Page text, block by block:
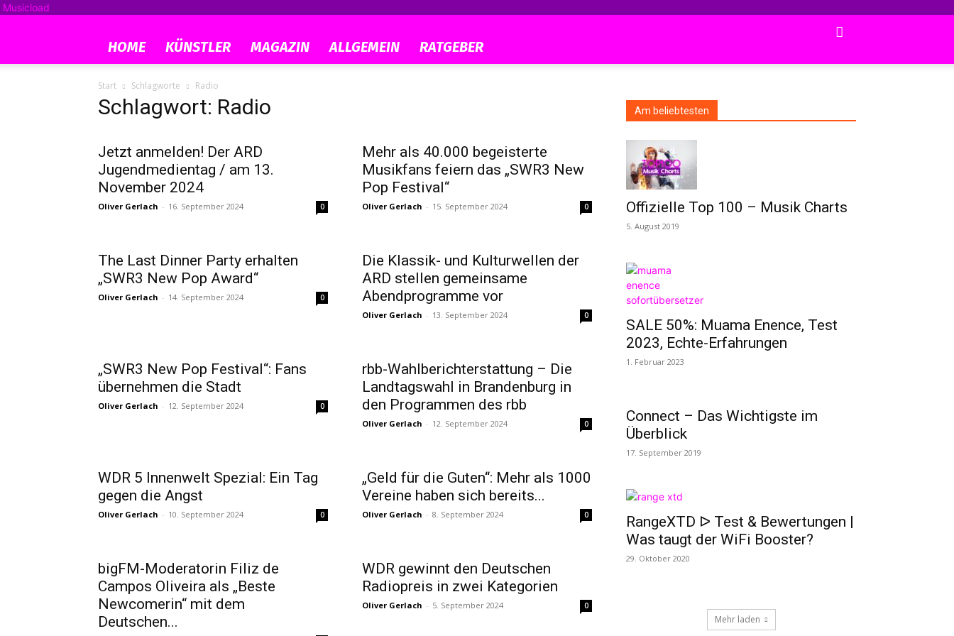
Musicload
HOME KÜNSTLER MAGAZIN ALLGEMEIN RATGEBER
Start Schlagworte Radio
Schlagwort: Radio
Jetzt anmelden! Der ARD
Jugendmedientag / am 13.
November 2024
Oliver Gerlach - 16. September 2024 0
Mehr als 40.000 begeisterte
Musikfans feiern das „SWR3 New
Pop Festival“
Oliver Gerlach - 15. September 2024 0
The Last Dinner Party erhalten
„SWR3 New Pop Award“
Oliver Gerlach - 14. September 2024 0
Die Klassik- und Kulturwellen der
ARD stellen gemeinsame
Abendprogramme vor
Oliver Gerlach - 13. September 2024 0
„SWR3 New Pop Festival“: Fans
übernehmen die Stadt
Oliver Gerlach - 12. September 2024 0
rbb-Wahlberichterstattung – Die
Landtagswahl in Brandenburg in
den Programmen des rbb
Oliver Gerlach - 12. September 2024 0
WDR 5 Innenwelt Spezial: Ein Tag
gegen die Angst
Oliver Gerlach - 10. September 2024 0
„Geld für die Guten“: Mehr als 1000
Vereine haben sich bereits...
Oliver Gerlach - 8. September 2024 0
bigFM-Moderatorin Filiz de
Campos Oliveira als „Beste
Newcomerin“ mit dem
Deutschen...
WDR gewinnt den Deutschen
Radiopreis in zwei Kategorien
Oliver Gerlach - 5. September 2024 0
Am beliebtesten
Offizielle Top 100 – Musik Charts
5. August 2019
SALE 50%: Muama Enence, Test
2023, Echte-Erfahrungen
1. Februar 2023
Connect – Das Wichtigste im
Überblick
17. September 2019
RangeXTD ᐅ Test & Bewertungen |
Was taugt der WiFi Booster?
29. Oktober 2020
Mehr laden